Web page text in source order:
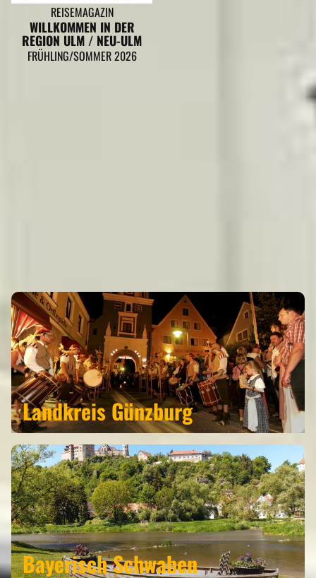
REISEMAGAZIN
WILLKOMMEN IN DER
REGION ULM / NEU-ULM
FRÜHLING/SOMMER 2026
Landkreis Günzburg
Bayerisch Schwaben